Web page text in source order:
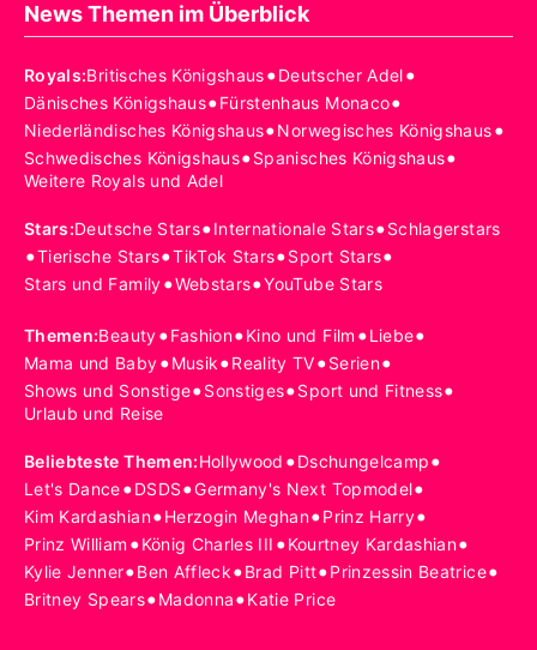
News Themen im Überblick
Royals:Britisches Königshaus•Deutscher Adel•
Dänisches Königshaus•Fürstenhaus Monaco•
Niederländisches Königshaus•Norwegisches Königshaus•
Schwedisches Königshaus•Spanisches Königshaus•
Weitere Royals und Adel
Stars:Deutsche Stars•Internationale Stars•Schlagerstars
•Tierische Stars•TikTok Stars•Sport Stars•
Stars und Family•Webstars•YouTube Stars
Themen:Beauty•Fashion•Kino und Film •Liebe•
Mama und Baby•Musik•Reality TV•Serien•
Shows und Sonstige•Sonstiges•Sport und Fitness•
Urlaub und Reise
Beliebteste Themen:Hollywood •Dschungelcamp•
Let's Dance•DSDS•Germany's Next Topmodel•
Kim Kardashian•Herzogin Meghan•Prinz Harry•
Prinz William •König Charles III •Kourtney Kardashian•
Kylie Jenner•Ben Affleck•Brad Pitt•Prinzessin Beatrice•
Britney Spears•Madonna•Katie Price